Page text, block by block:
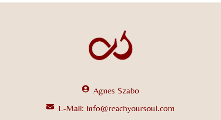
Agnes Szabo
E-Mail: info@reachyoursoul.com